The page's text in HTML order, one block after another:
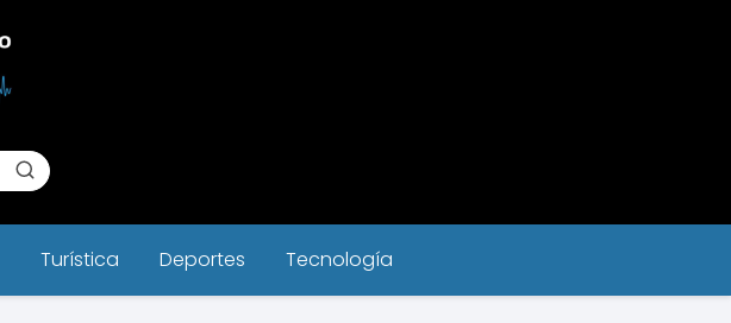
Turística Deportes Tecnología